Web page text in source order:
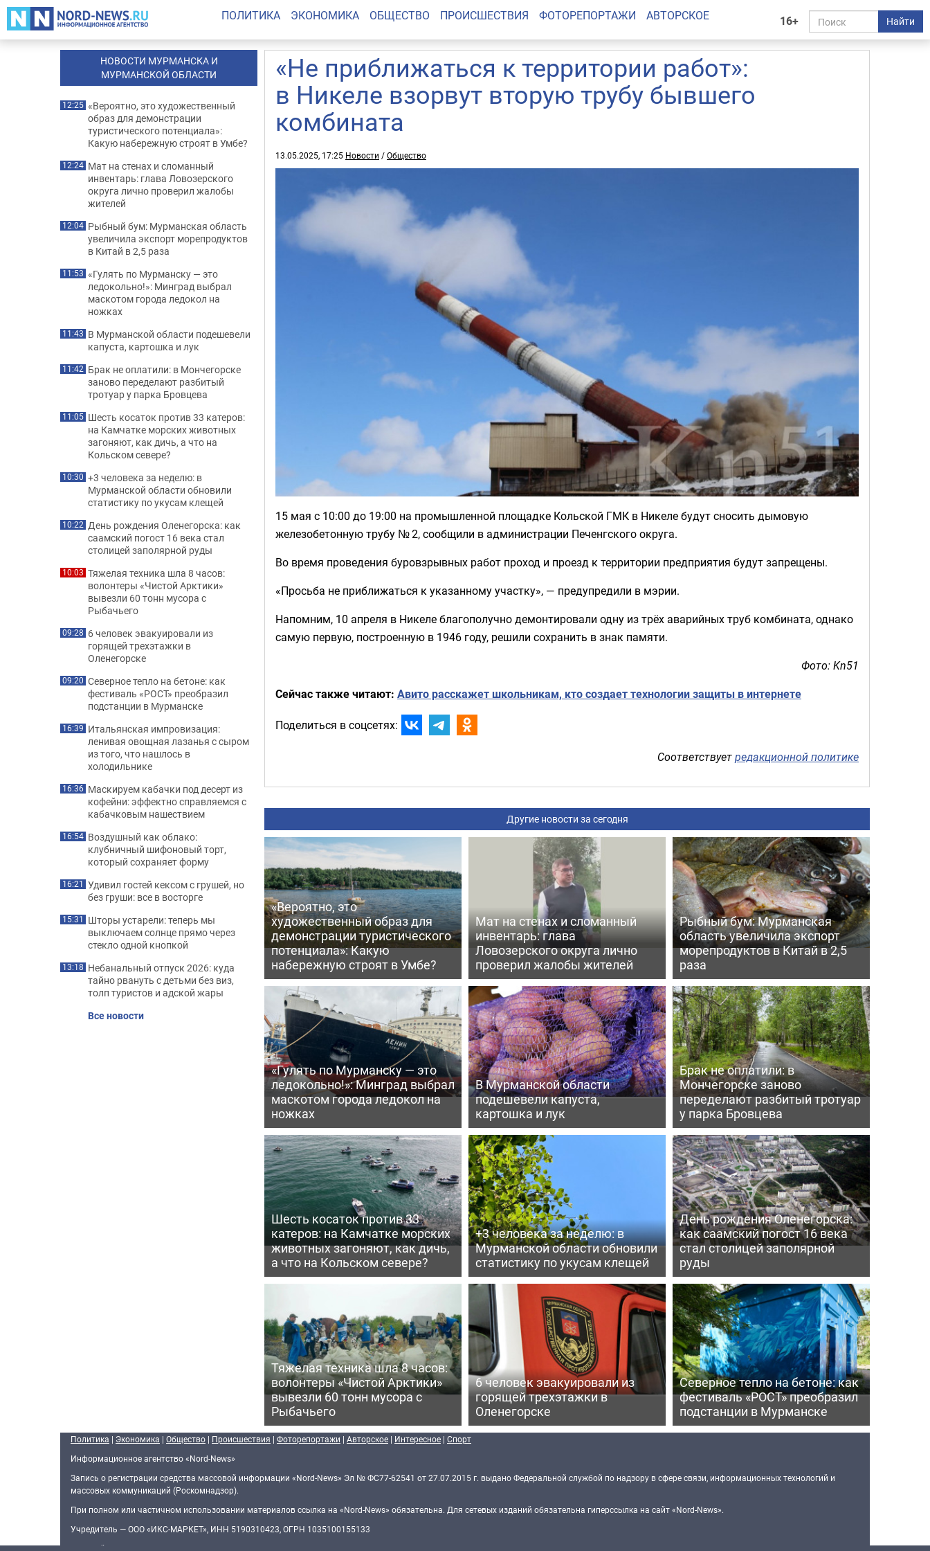
16+ Найти
ПОЛИТИКА ЭКОНОМИКА ОБЩЕСТВО ПРОИСШЕСТВИЯ ФОТОРЕПОРТАЖИ АВТОРСКОЕ
«Не приближаться к территории работ»:
в Никеле взорвут вторую трубу бывшего
комбината
13.05.2025, 17:25 Новости /Общество
15 мая с 10:00 до 19:00 на промышленной площадке Кольской ГМК в Никеле будут сносить дымовую
железобетонную трубу № 2, сообщили в администрации Печенгского округа.
Во время проведения буровзрывных работ проход и проезд к территории предприятия будут запрещены.
«Просьба не приближаться к указанному участку», — предупредили в мэрии.
Напомним, 10 апреля в Никеле благополучно демонтировали одну из трёх аварийных труб комбината, однако
самую первую, построенную в 1946 году, решили сохранить в знак памяти.
Фото: Kn51
Сейчас также читают: Авито расскажет школьникам, кто создает технологии защиты в интернете
Поделиться в соцсетях:
Соответствуетредакционной политике
Другие новости за сегодня
«Вероятно, это
художественный образ для
демонстрации туристического
потенциала»: Какую
набережную строят в Умбе?
Мат на стенах и сломанный
инвентарь: глава
Ловозерского округа лично
проверил жалобы жителей
Рыбный бум: Мурманская
область увеличила экспорт
морепродуктов в Китай в 2,5
раза
«Гулять по Мурманску — это
ледокольно!»: Минград выбрал
маскотом города ледокол на
ножках
В Мурманской области
подешевели капуста,
картошка и лук
Брак не оплатили: в
Мончегорске заново
переделают разбитый тротуар
у парка Бровцева
Шесть косаток против 33
катеров: на Камчатке морских
животных загоняют, как дичь,
а что на Кольском севере?
+3 человека за неделю: в
Мурманской области обновили
статистику по укусам клещей
День рождения Оленегорска:
как саамский погост 16 века
стал столицей заполярной
руды
Тяжелая техника шла 8 часов:
волонтеры «Чистой Арктики»
вывезли 60 тонн мусора с
Рыбачьего
6 человек эвакуировали из
горящей трехэтажки в
Оленегорске
Северное тепло на бетоне: как
фестиваль «РОСТ» преобразил
подстанции в Мурманске
НОВОСТИ МУРМАНСКА И
МУРМАНСКОЙ ОБЛАСТИ
12:25 «Вероятно, это художественный
образ для демонстрации
туристического потенциала»:
Какую набережную строят в Умбе?
12:24 Мат на стенах и сломанный
инвентарь: глава Ловозерского
округа лично проверил жалобы
жителей
12:04 Рыбный бум: Мурманская область
увеличила экспорт морепродуктов
в Китай в 2,5 раза
11:53 «Гулять по Мурманску — это
ледокольно!»: Минград выбрал
маскотом города ледокол на
ножках
11:43 В Мурманской области подешевели
капуста, картошка и лук
11:42 Брак не оплатили: в Мончегорске
заново переделают разбитый
тротуар у парка Бровцева
11:05 Шесть косаток против 33 катеров:
на Камчатке морских животных
загоняют, как дичь, а что на
Кольском севере?
10:30 +3 человека за неделю: в
Мурманской области обновили
статистику по укусам клещей
10:22 День рождения Оленегорска: как
саамский погост 16 века стал
столицей заполярной руды
10:03 Тяжелая техника шла 8 часов:
волонтеры «Чистой Арктики»
вывезли 60 тонн мусора с
Рыбачьего
09:28 6 человек эвакуировали из
горящей трехэтажки в
Оленегорске
09:20 Северное тепло на бетоне: как
фестиваль «РОСТ» преобразил
подстанции в Мурманске
16:39 Итальянская импровизация:
ленивая овощная лазанья с сыром
из того, что нашлось в
холодильнике
16:36 Маскируем кабачки под десерт из
кофейни: эффектно справляемся с
кабачковым нашествием
16:54 Воздушный как облако:
клубничный шифоновый торт,
который сохраняет форму
16:21 Удивил гостей кексом с грушей, но
без груши: все в восторге
15:31 Шторы устарели: теперь мы
выключаем солнце прямо через
стекло одной кнопкой
13:18 Небанальный отпуск 2026: куда
тайно рвануть с детьми без виз,
толп туристов и адской жары
Все новости
Политика | Экономика | Общество | Происшествия | Фоторепортажи | Авторское | Интересное | Спорт
Информационное агентство «Nord-News»
Запись о регистрации средства массовой информации «Nord-News» Эл № ФС77-62541 от 27.07.2015 г. выдано Федеральной службой по надзору в сфере связи, информационных технологий и
массовых коммуникаций (Роскомнадзор).
При полном или частичном использовании материалов ссылка на «Nord-News» обязательна. Для сетевых изданий обязательна гиперссылка на сайт «Nord-News».
Учредитель — ООО «ИКС-МАРКЕТ», ИНН 5190310423, ОГРН 1035100155133
Главный редактор — Голямин Максим Сергеевич